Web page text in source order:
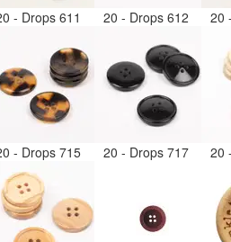
- Drops 611 20 - Drops 612 20
- Drops 715 20 - Drops 717 20